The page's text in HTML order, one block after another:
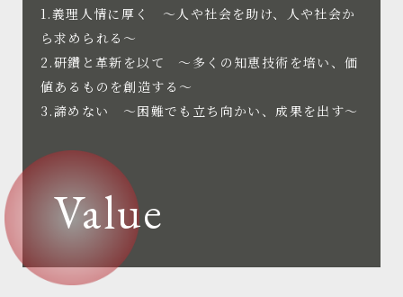
1.義理人情に厚く ～人や社会を助け、人や社会か
ら求められる～
2.研鑽と革新を以て ～多くの知恵技術を培い、価
値あるものを創造する～
3.諦めない ～困難でも立ち向かい、成果を出す～
Value